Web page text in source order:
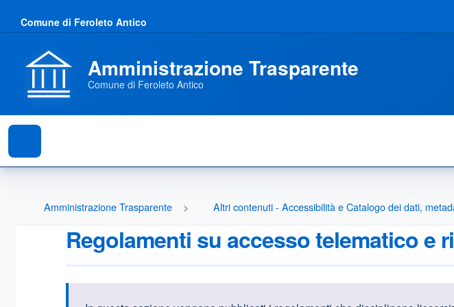
Comune di Feroleto Antico
Amministrazione Trasparente
Comune di Feroleto Antico
Amministrazione Trasparente Altri contenuti - Accessibilità e Catalogo dei dati,
Regolamenti su accesso telematico e